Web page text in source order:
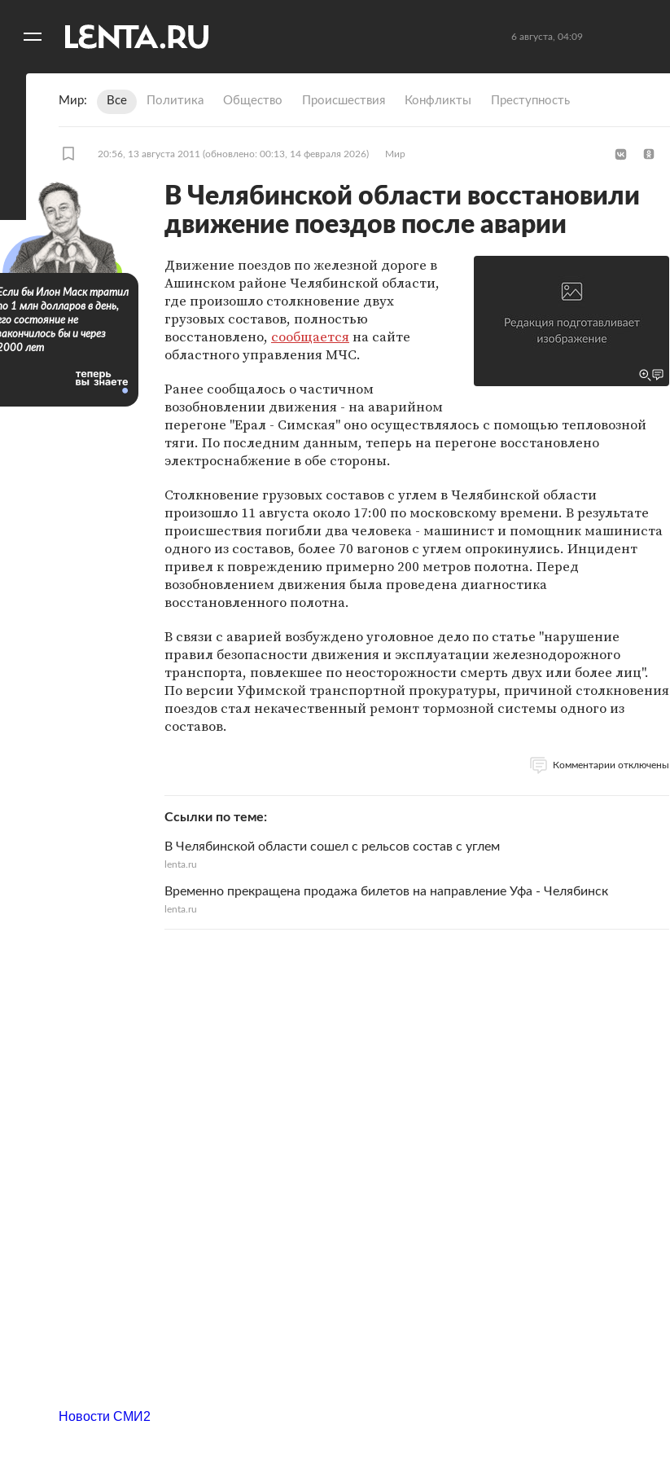
6 августа, 04:09
Мир Все Политика Общество Происшествия Конфликты Преступность
20:56, 13 августа 2011 (обновлено: 00:13, 14 февраля 2026) Мир
В Челябинской области восстановили
движение поездов после аварии
Движение поездов по железной дороге в
Ашинском районе Челябинской области,
где произошло столкновение двух
грузовых составов, полностью
восстановлено, сообщаетсяна сайте
областного управления МЧС.
Ранее сообщалось о частичном
возобновлении движения - на аварийном
перегоне "Ерал - Симская" оно осуществлялось с помощью тепловозной
тяги. По последним данным, теперь на перегоне восстановлено
электроснабжение в обе стороны.
Столкновение грузовых составов с углем в Челябинской области
произошло 11 августа около 17:00 по московскому времени. В результате
происшествия погибли два человека - машинист и помощник машиниста
одного из составов, более 70 вагонов с углем опрокинулись. Инцидент
привел к повреждению примерно 200 метров полотна. Перед
возобновлением движения была проведена диагностика
восстановленного полотна.
В связи с аварией возбуждено уголовное дело по статье "нарушение
правил безопасности движения и эксплуатации железнодорожного
транспорта, повлекшее по неосторожности смерть двух или более лиц".
По версии Уфимской транспортной прокуратуры, причиной столкновения
поездов стал некачественный ремонт тормозной системы одного из
составов.
Комментарии отключены
Ссылки по теме
В Челябинской области сошел с рельсов состав с углем
lenta.ru
Временно прекращена продажа билетов на направление Уфа - Челябинск
lenta.ru
бы Илон Маск тратил
1 млн долларов в день,
состояние не
бы и через
лет
Новости СМИ2